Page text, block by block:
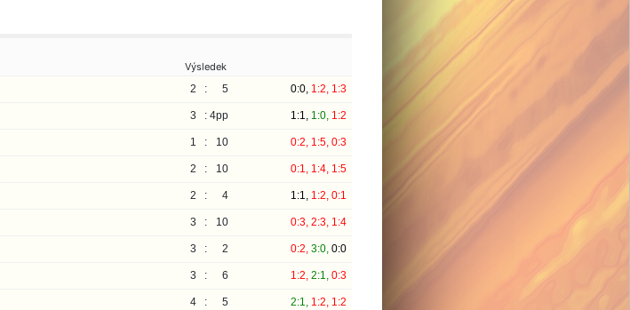
Výsledek
2 : 5 0:0, 1:2, 1:3
3 : 4pp 1:1, 1:0, 1:2
1 : 10 0:2, 1:5, 0:3
2 : 10 0:1, 1:4, 1:5
2 : 4 1:1, 1:2, 0:1
3 : 10 0:3, 2:3, 1:4
3 : 2 0:2, 3:0, 0:0
3 : 6 1:2, 2:1, 0:3
4 : 5 2:1, 1:2, 1:2